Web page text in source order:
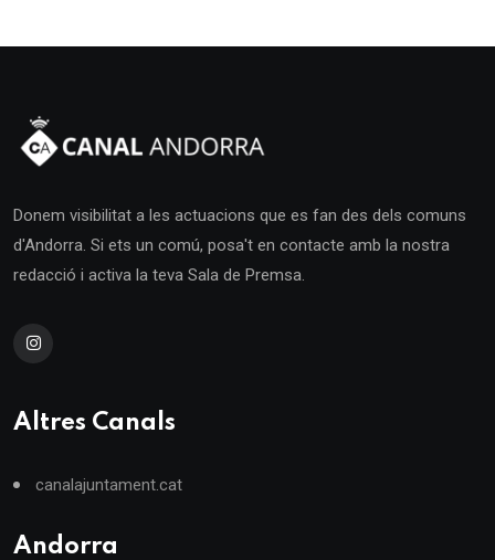
Donem visibilitat a les actuacions que es fan des dels comuns
d'Andorra. Si ets un comú, posa't en contacte amb la nostra
redacció i activa la teva Sala de Premsa.
Altres Canals
canalajuntament.cat
Andorra